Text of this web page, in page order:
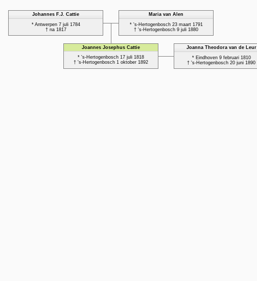
Johannes F.J. Cattie
* Antwerpen 7 juli 1784
† na 1817
Maria van Alen
* 's-Hertogenbosch 23 maart 1791
† 's-Hertogenbosch 9 juli 1880
Joannes Josephus Cattie
* 's-Hertogenbosch 17 juli 1818
† 's-Hertogenbosch 1 oktober 1892
Joanna Theodora van de Leur
* Eindhoven 9 februari 1810
† 's-Hertogenbosch 20 juni 1890